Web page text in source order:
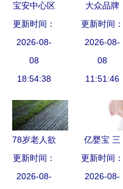
宝安中心区
家政服务全
攻略 专业
更放心
更新时间：
2026-08-
08
18:54:38
大众品牌
VS设计品
牌 谁将是
未来市场的
佼佼者？一
者的深度分
析
更新时间：
2026-08-
08
11:51:46
78岁老人欲
与保姆再
婚，大房子
更新时间：
2026-08-
亿婴宝 三
孩时代来
临，请保姆
更新时间：
2026-08-